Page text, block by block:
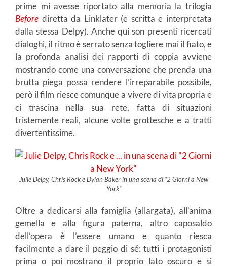
prime mi avesse riportato alla memoria la trilogia
Before diretta da Linklater (e scritta e interpretata
dalla stessa Delpy). Anche qui son presenti ricercati
dialoghi, il ritmo è serrato senza togliere mai il fiato, e
la profonda analisi dei rapporti di coppia avviene
mostrando come una conversazione che prenda una
brutta piega possa rendere l’irreparabile possibile,
però il film riesce comunque a vivere di vita propria e
ci trascina nella sua rete, fatta di situazioni
tristemente reali, alcune volte grottesche e a tratti
divertentissime.
Julie Delpy, Chris Rock e Dylan Baker in una scena di “2 Giorni a New
York”
Oltre a dedicarsi alla famiglia (allargata), all’anima
gemella e alla figura paterna, altro caposaldo
dell’opera è l’essere umano e quanto riesca
facilmente a dare il peggio di sé: tutti i protagonisti
prima o poi mostrano il proprio lato oscuro e si